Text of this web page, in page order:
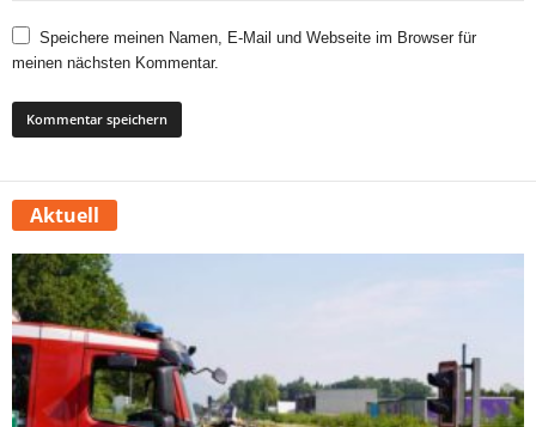
Speichere meinen Namen, E-Mail und Webseite im Browser für
meinen nächsten Kommentar.
Aktuell